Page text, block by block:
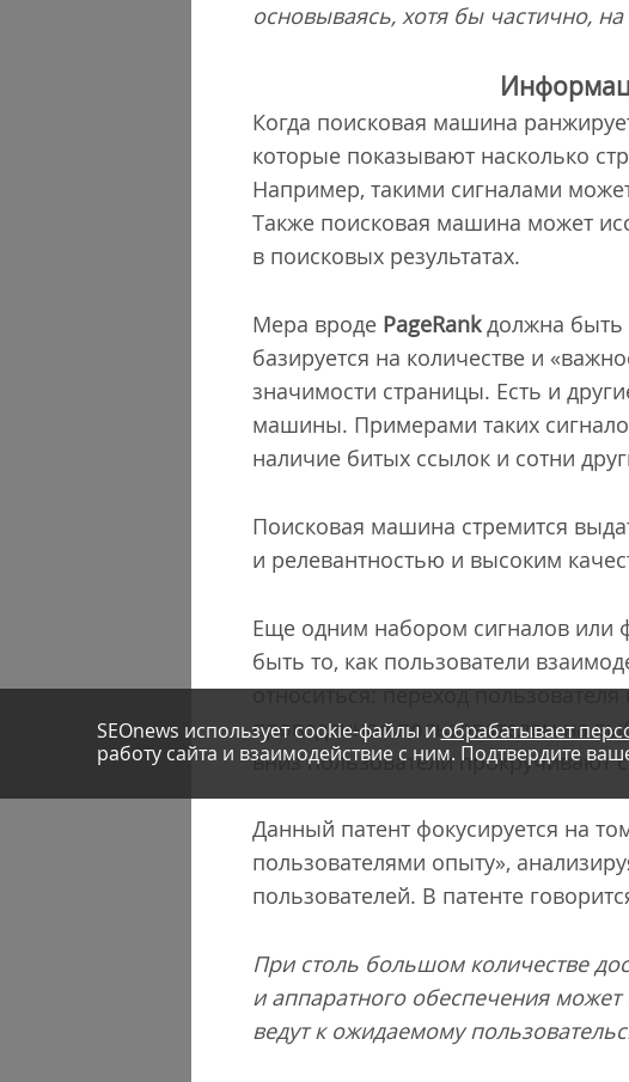
основываясь, хотя бы частично,
Когда поисковая машина
которые показывают насколько
Например, такими сигналами
Также поисковая машина может
в поисковых результатах.
Мера вроде PageRankдолжна быть
базируется на количестве и
значимости страницы. Есть и
машины. Примерами таких
наличие битых ссылок и сотни
Поисковая машина стремится
и релевантностью и высоким
Еще одним набором сигналов или
быть то, как пользователи
относиться: переход
проведенное пользователем на
вниз пользователи прокручивают
Данный патент фокусируется на
пользователями опыту»,
пользователей. В патенте
При столь большом количестве
и аппаратного обеспечения
ведут к ожидаемому
SEOnews использует cookie-файлы и обрабатывает
работу сайта и взаимодействие с ним. Подтвердите